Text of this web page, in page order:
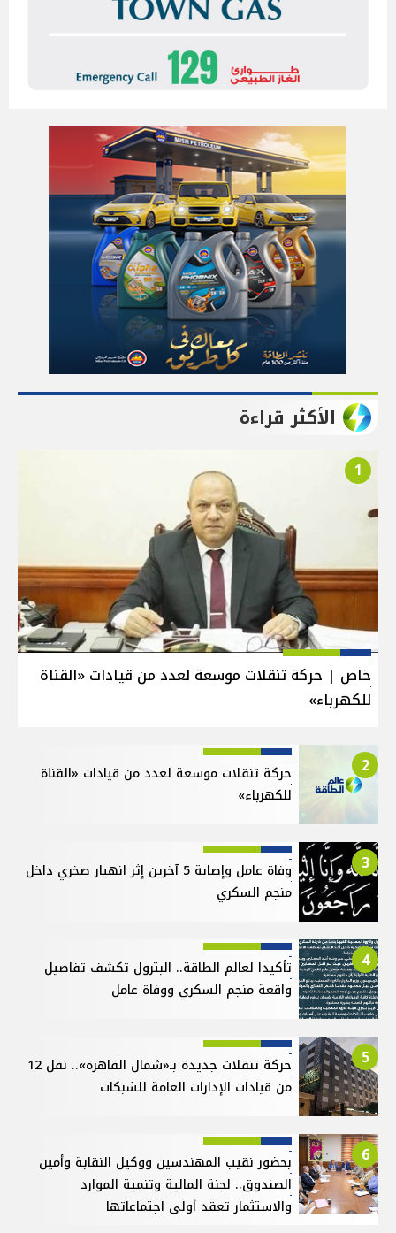
الأكثر قراءة
1
خاص | حركة تنقلات موسعة لعدد من قيادات «القناة
للكهرباء»
2
حركة تنقلات موسعة لعدد من قيادات «القناة
للكهرباء»
3
وفاة عامل وإصابة 5 آخرين إثر انهيار صخري داخل
منجم السكري
4
تأكيدا لعالم الطاقة.. البترول تكشف تفاصيل
واقعة منجم السكري ووفاة عامل
5
حركة تنقلات جديدة بـ«شمال القاهرة».. نقل 12
من قيادات الإدارات العامة للشبكات
6
بحضور نقيب المهندسين ووكيل النقابة وأمين
الصندوق.. لجنة المالية وتنمية الموارد
والاستثمار تعقد أولى اجتماعاتها